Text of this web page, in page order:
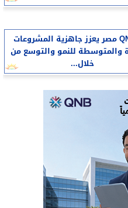
بنك QNB مصر يعزز جاهزية المشروعات
والمتوسطة للنمو والتوسع من
خلال...